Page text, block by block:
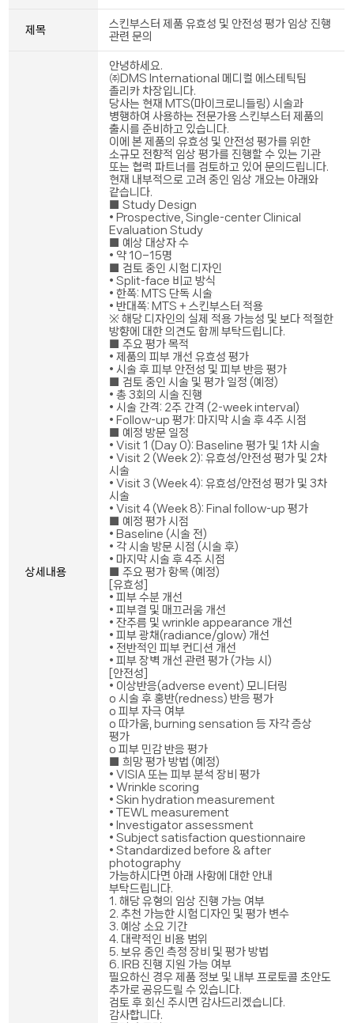
제목
스킨부스터 제품 유효성 및 안전성 평가 임상 진행
관련 문의
상세내용
안녕하세요.
㈜DMS International 메디컬 에스테틱팀
졸리카 차장입니다.
당사는 현재 MTS(마이크로니들링) 시술과
병행하여 사용하는 전문가용 스킨부스터 제품의
출시를 준비하고 있습니다.
이에 본 제품의 유효성 및 안전성 평가를 위한
소규모 전향적 임상 평가를 진행할 수 있는 기관
또는 협력 파트너를 검토하고 있어 문의드립니다.
현재 내부적으로 고려 중인 임상 개요는 아래와
같습니다.
■ Study Design
• Prospective, Single-center Clinical
Evaluation Study
■ 예상 대상자 수
• 약 10–15명
■ 검토 중인 시험 디자인
• Split-face 비교 방식
• 한쪽: MTS 단독 시술
• 반대쪽: MTS + 스킨부스터 적용
※ 해당 디자인의 실제 적용 가능성 및 보다 적절한
방향에 대한 의견도 함께 부탁드립니다.
■ 주요 평가 목적
• 제품의 피부 개선 유효성 평가
• 시술 후 피부 안전성 및 피부 반응 평가
■ 검토 중인 시술 및 평가 일정 (예정)
• 총 3회의 시술 진행
• 시술 간격: 2주 간격 (2-week interval)
• Follow-up 평가: 마지막 시술 후 4주 시점
■ 예정 방문 일정
• Visit 1 (Day 0): Baseline 평가 및 1차 시술
• Visit 2 (Week 2): 유효성/안전성 평가 및 2차
시술
• Visit 3 (Week 4): 유효성/안전성 평가 및 3차
시술
• Visit 4 (Week 8): Final follow-up 평가
■ 예정 평가 시점
• Baseline (시술 전)
• 각 시술 방문 시점 (시술 후)
• 마지막 시술 후 4주 시점
■ 주요 평가 항목 (예정)
[유효성]
• 피부 수분 개선
• 피부결 및 매끄러움 개선
• 잔주름 및 wrinkle appearance 개선
• 피부 광채(radiance/glow) 개선
• 전반적인 피부 컨디션 개선
• 피부 장벽 개선 관련 평가 (가능 시)
[안전성]
• 이상반응(adverse event) 모니터링
o 시술 후 홍반(redness) 반응 평가
o 피부 자극 여부
o 따가움, burning sensation 등 자각 증상
평가
o 피부 민감 반응 평가
■ 희망 평가 방법 (예정)
• VISIA 또는 피부 분석 장비 평가
• Wrinkle scoring
• Skin hydration measurement
• TEWL measurement
• Investigator assessment
• Subject satisfaction questionnaire
• Standardized before & after
photography
가능하시다면 아래 사항에 대한 안내
부탁드립니다.
1. 해당 유형의 임상 진행 가능 여부
2. 추천 가능한 시험 디자인 및 평가 변수
3. 예상 소요 기간
4. 대략적인 비용 범위
5. 보유 중인 측정 장비 및 평가 방법
6. IRB 진행 지원 가능 여부
필요하신 경우 제품 정보 및 내부 프로토콜 초안도
추가로 공유드릴 수 있습니다.
검토 후 회신 주시면 감사드리겠습니다.
감사합니다.